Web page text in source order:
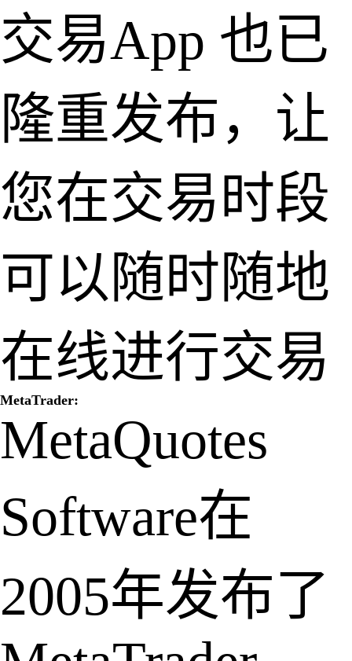
交易App 也已
隆重发布，让
您在交易时段
可以随时随地
在线进行交易
MetaTrader:
MetaQuotes
Software在
2005年发布了